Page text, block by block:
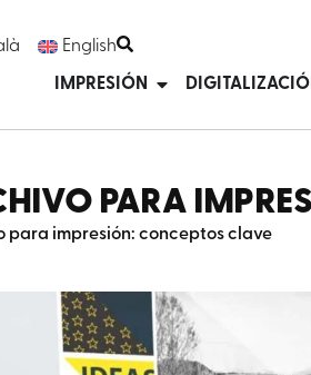
English
IMPRESIÓN
PARA
para impresión: conceptos clave